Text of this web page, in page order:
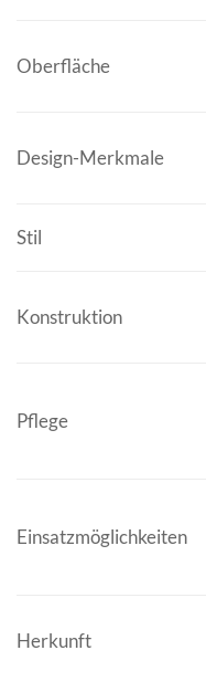
Oberfläche
Design-Merkmale
Stil
Konstruktion
Pflege
Einsatzmöglichkeiten
Herkunft